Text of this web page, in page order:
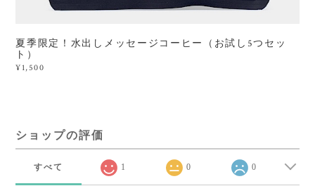
夏季限定！水出しメッセージコーヒー（お試し5つセッ
ト）
¥1,500
ショップの評価
すべて 1 0 0